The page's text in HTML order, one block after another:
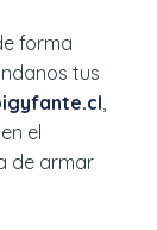
forma
tus
,
en el
de armar